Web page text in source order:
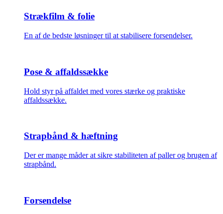
Strækfilm & folie
En af de bedste løsninger til at stabilisere forsendelser.
Pose & affaldssække
Hold styr på affaldet med vores stærke og praktiske
affaldssække.
Strapbånd & hæftning
Der er mange måder at sikre stabiliteten af paller og brugen af
strapbånd.
Forsendelse